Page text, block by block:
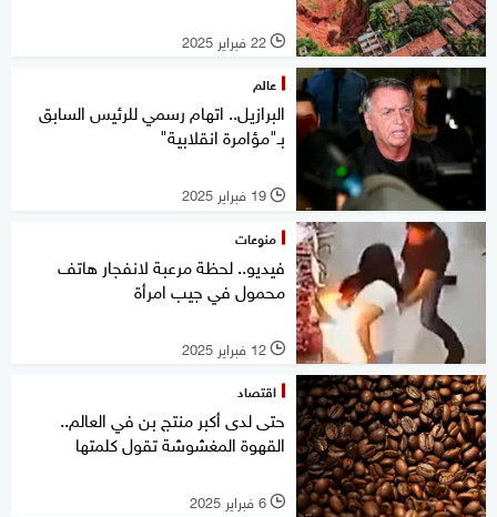
l 22 فبراير 2025
عالم
البرازيل.. اتهام رسمي للرئيس السابق
بـ"مؤامرة انقلابية"
l 19 فبراير 2025
منوعات
فيديو.. لحظة مرعبة لانفجار هاتف
محمول في جيب امرأة
l 12 فبراير 2025
اقتصاد
حتى لدى أكبر منتج بن في العالم..
القهوة المغشوشة تقول كلمتها
l 6 فبراير 2025